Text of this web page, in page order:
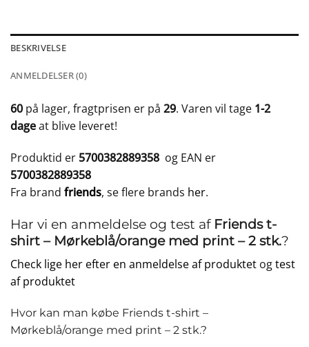
BESKRIVELSE
ANMELDELSER (0)
60 på lager, fragtprisen er på 29. Varen vil tage 1-2
dageat blive leveret!
Produktid er 5700382889358 og EAN er
5700382889358
Fra brand friends, se flere brands her.
Har vi en anmeldelse og test af Friends t-
shirt – Mørkeblå/orange med print – 2 stk.?
Check lige her efter en anmeldelse af produktet ogtest
af produktet
Hvor kan man købe Friends t-shirt –
Mørkeblå/orange med print – 2 stk.?